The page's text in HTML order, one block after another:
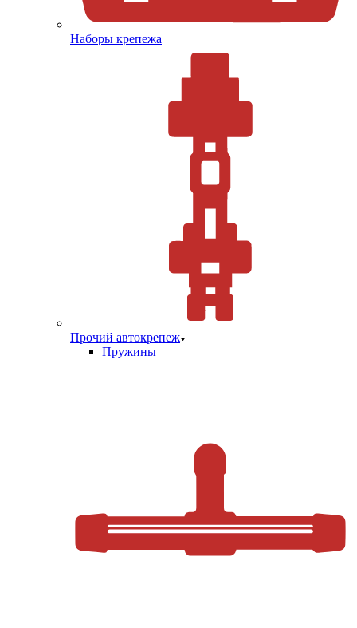
Наборы крепежа
Прочий автокрепеж
Пружины